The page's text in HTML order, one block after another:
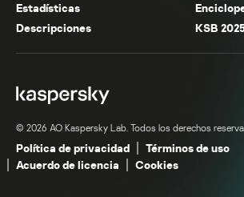
Estadísticas
Descripciones
KSB
© 2026 AO Kaspersky Lab. Todos los derechos
Política de privacidad
Términos de uso
Acuerdo de licencia
Cookies